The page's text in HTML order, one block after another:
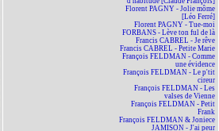
Florent PAGNY - Jolie môme
[Léo Ferré]
Florent PAGNY - Tue-moi
FORBANS - Lève ton ful de là
Francis CABREL - Je rêve
Francis CABREL - Petite Marie
François FELDMAN - Comme
une évidence
François FELDMAN - Le p'tit
cireur
François FELDMAN - Les
valses de Vienne
François FELDMAN - Petit
Frank
François FELDMAN & Joniece
JAMISON - J'ai peur